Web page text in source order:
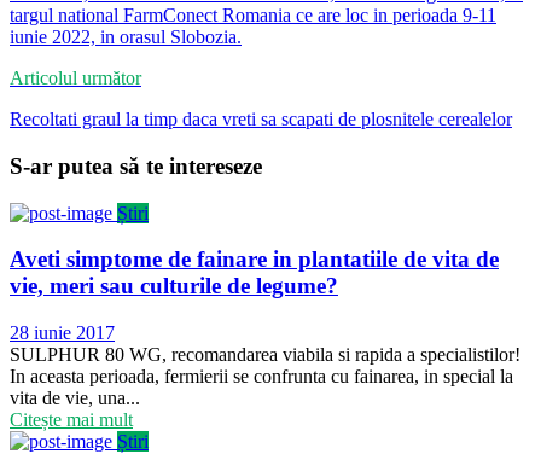
targul national FarmConect Romania ce are loc in perioada 9-11
iunie 2022, in orasul Slobozia.
Articolul următor
Recoltati graul la timp daca vreti sa scapati de plosnitele cerealelor
S-ar putea să te intereseze
Știri
Aveti simptome de fainare in plantatiile de vita de
vie, meri sau culturile de legume?
Publicat
pe
28 iunie 2017
SULPHUR 80 WG, recomandarea viabila si rapida a specialistilor!
In aceasta perioada, fermierii se confrunta cu fainarea, in special la
vita de vie, una...
Citește mai mult
Știri